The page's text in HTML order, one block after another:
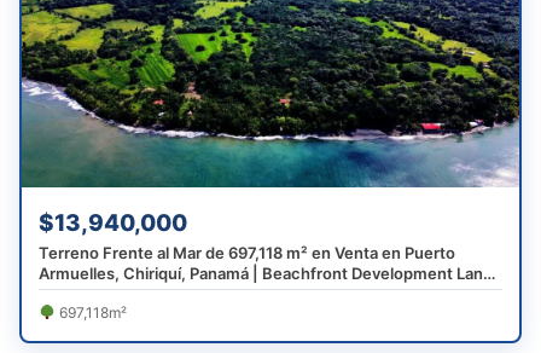
$13,940,000
Terreno Frente al Mar de 697,118 m² en Venta en Puerto
Armuelles, Chiriquí, Panamá | Beachfront Development Land
Near Costa Rica
697,118m²